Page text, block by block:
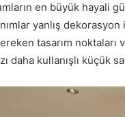
en büyük hayali
yanlış
tasarım noktaları
daha kullanışlı küçük